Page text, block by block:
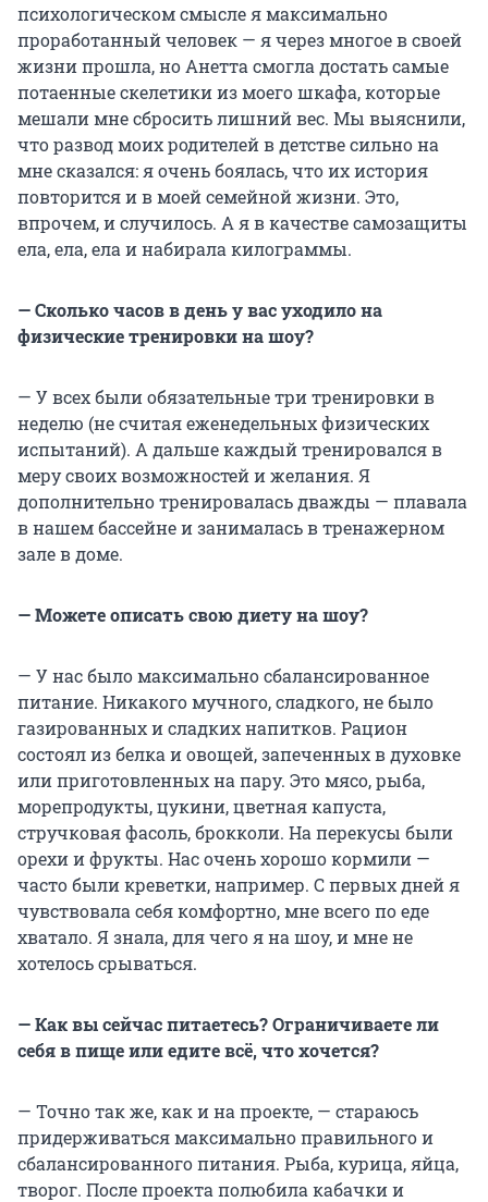
психологическом смысле я максимально
проработанный человек — я через многое в своей
жизни прошла, но Анетта смогла достать самые
потаенные скелетики из моего шкафа, которые
мешали мне сбросить лишний вес. Мы выяснили,
что развод моих родителей в детстве сильно на
мне сказался: я очень боялась, что их история
повторится и в моей семейной жизни. Это,
впрочем, и случилось. А я в качестве самозащиты
ела, ела, ела и набирала килограммы.
— Сколько часов в день у вас уходило на
физические тренировки на шоу?
— У всех были обязательные три тренировки в
неделю (не считая еженедельных физических
испытаний). А дальше каждый тренировался в
меру своих возможностей и желания. Я
дополнительно тренировалась дважды — плавала
в нашем бассейне и занималась в тренажерном
зале в доме.
— Можете описать свою диету на шоу?
— У нас было максимально сбалансированное
питание. Никакого мучного, сладкого, не было
газированных и сладких напитков. Рацион
состоял из белка и овощей, запеченных в духовке
или приготовленных на пару. Это мясо, рыба,
морепродукты, цукини, цветная капуста,
стручковая фасоль, брокколи. На перекусы были
орехи и фрукты. Нас очень хорошо кормили —
часто были креветки, например. С первых дней я
чувствовала себя комфортно, мне всего по еде
хватало. Я знала, для чего я на шоу, и мне не
хотелось срываться.
— Как вы сейчас питаетесь? Ограничиваете ли
себя в пище или едите всё, что хочется?
— Точно так же, как и на проекте, — стараюсь
придерживаться максимально правильного и
сбалансированного питания. Рыба, курица, яйца,
творог. После проекта полюбила кабачки и